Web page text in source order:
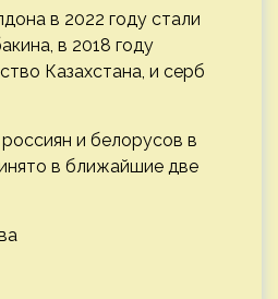
в 2022 году стали
в 2018 году
Казахстана, и серб
и белорусов в
в ближайшие две